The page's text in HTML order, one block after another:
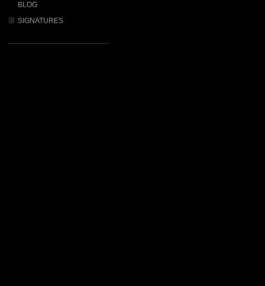
BLOG
SIGNATURES